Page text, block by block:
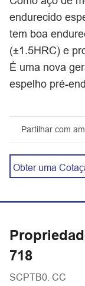
endurecido
tem boa
(±1.5HRC) e
É uma nova
espelho pré-
Partilhar com
Obter uma
718
SCPTB0. CC